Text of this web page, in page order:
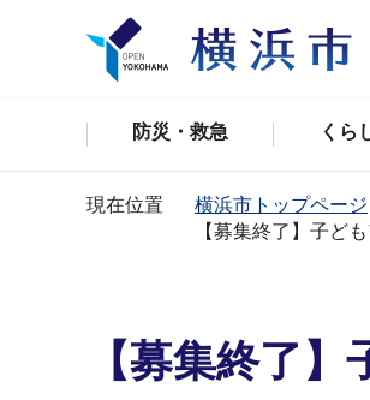
防災・救急 くら
現在位置 横浜市トップページ
【募集終了】子ど
【募集終了